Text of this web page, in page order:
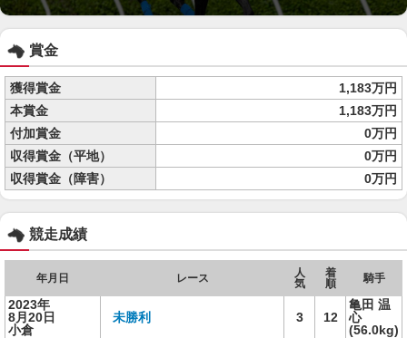
賞金
獲得賞金
1,183万円
本賞金
1,183万円
付加賞金
0万円
収得賞金（平地）
0万円
収得賞金（障害）
0万円
競走成績
年月日 レース
人
気
着
順
騎手
2023年
8月20日
小倉
未勝利 3 12
亀田 温
心
(56.0kg)